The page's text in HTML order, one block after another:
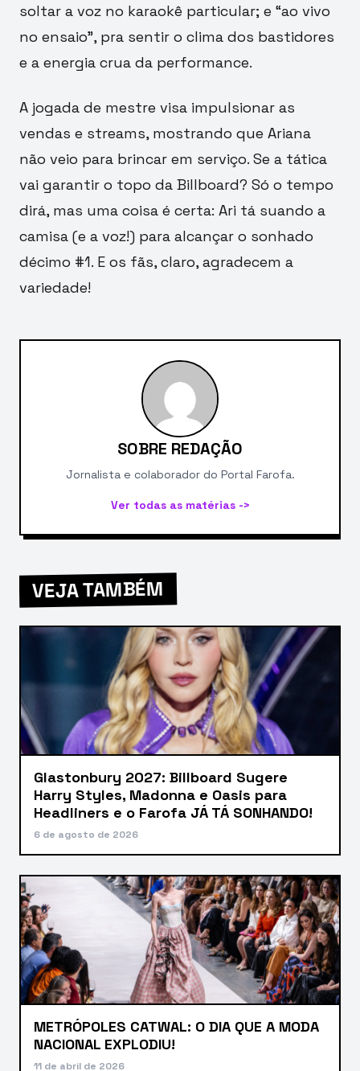
soltar a voz no karaokê particular; e “ao vivo
no ensaio”, pra sentir o clima dos bastidores
e a energia crua da performance.
A jogada de mestre visa impulsionar as
vendas e streams, mostrando que Ariana
não veio para brincar em serviço. Se a tática
vai garantir o topo da Billboard? Só o tempo
dirá, mas uma coisa é certa: Ari tá suando a
camisa (e a voz!) para alcançar o sonhado
décimo #1. E os fãs, claro, agradecem a
variedade!
SOBRE REDAÇÃO
Jornalista e colaborador do Portal Farofa.
Ver todas as matérias ->
VEJA TAMBÉM
Glastonbury 2027: Billboard Sugere
Harry Styles, Madonna e Oasis para
Headliners e o Farofa JÁ TÁ SONHANDO!
6 de agosto de 2026
METRÓPOLES CATWAL: O DIA QUE A MODA
NACIONAL EXPLODIU!
11 de abril de 2026